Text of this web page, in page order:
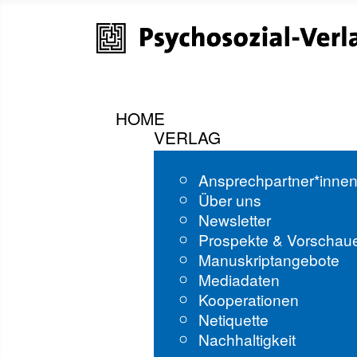
HOME
VERLAG
Über uns
Newsletter
Prospekte &
Manuskriptangebote
Mediadaten
Kooperationen
Netiquette
Nachhaltigkeit